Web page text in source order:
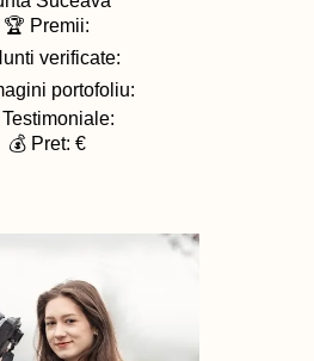
🏆 Premii:
verificate:
portofoliu:
Testimoniale:
💰 Pret: €